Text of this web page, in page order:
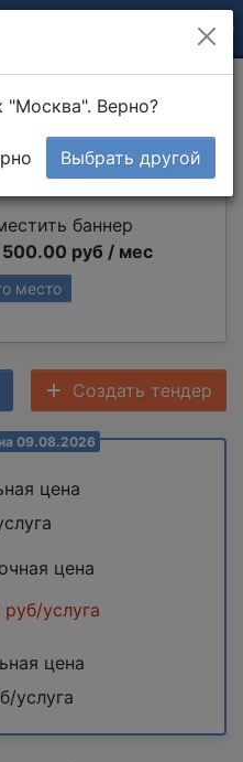
баннер
500.00 руб / мес
место
Создать тендер
09.08.2026
цена
цена
руб/услуга
цена
услуга
"Москва". Верно?
Выбрать другой